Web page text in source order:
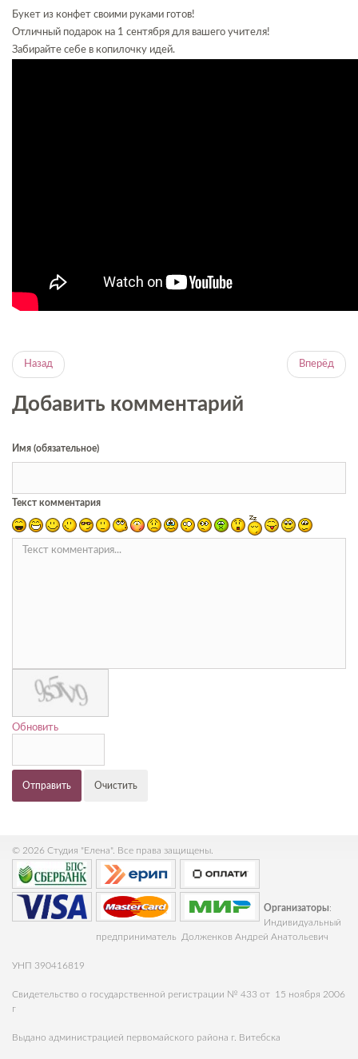
Букет из конфет своими руками готов!
Отличный подарок на 1 сентября для вашего учителя!
Забирайте себе в копилочку идей.
Назад Вперёд
Добавить комментарий
Имя (обязательное)
Текст комментария
Обновить
Отправить Очистить
© 2026 Студия "Елена". Все права защищены.
Организаторы:
Индивидуальный
предприниматель Долженков Андрей Анатольевич
УНП 390416819
Свидетельство о государственной регистрации № 433 от 15 ноября 2006
г
Выдано администрацией первомайского района г. Витебска